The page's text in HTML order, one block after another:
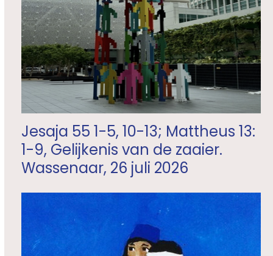
Jesaja 55 1-5, 10-13; Mattheus 13:
1-9, Gelijkenis van de zaaier.
Wassenaar, 26 juli 2026